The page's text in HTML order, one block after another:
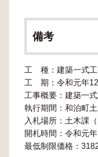
備考
工 種：建築一式
工 期：令和元年12
工事概要：建築一
執行期間：和泊町
入札場所：土木課（
開札時間：令和元
最低制限価格：